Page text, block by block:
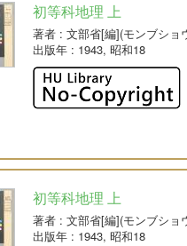
初等科地理 上
著者 : 文部省[編](モンブショ
出版年 : 1943, 昭和18
初等科地理 上
著者 : 文部省[編](モンブショ
出版年 : 1943, 昭和18